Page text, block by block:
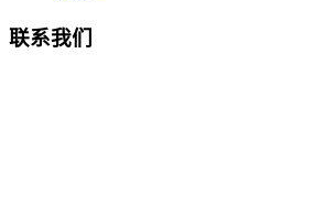
联系我们